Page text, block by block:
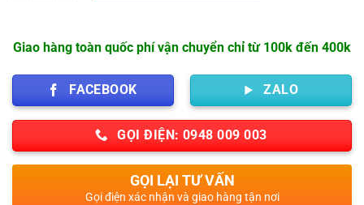
Giao hàng toàn quốc phí vận chuyển chỉ từ 100k đến 400k
FACEBOOK ZALO
GỌI ĐIỆN: 0948 009 003
GỌI LẠI TƯ VẤN
Gọi điện xác nhận và giao hàng tận nơi